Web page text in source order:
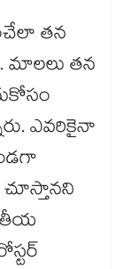
తన
మాలలు తన
ఎవరికైనా